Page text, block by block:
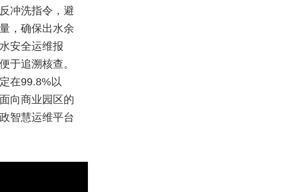
冲洗指令，避
，确保出水余
安全运维报
于追溯核查。
在99.8%以
向商业园区的
智慧运维平台